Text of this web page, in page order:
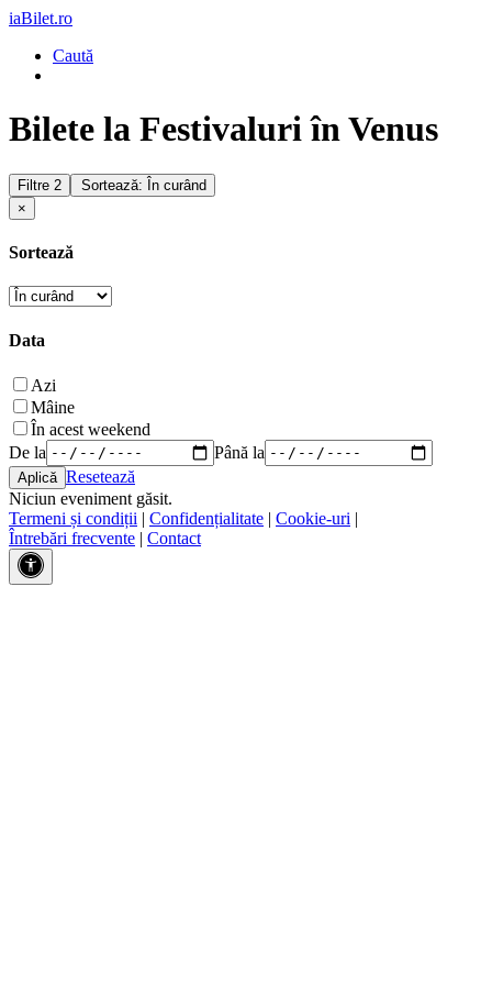
iaBilet.ro
Caută
Bilete la Festivaluri în Venus
Filtre 2
Sortează: În curând
×
Sortează
Data
Azi
Mâine
În acest weekend
De la
Până la
Resetează
Niciun eveniment găsit.
Termeni și condiții | Confidențialitate | Cookie-uri |
Întrebări frecvente | Contact